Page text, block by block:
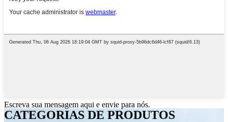
Escreva sua mensagem aqui e envie para nós.
CATEGORIAS DE PRODUTOS